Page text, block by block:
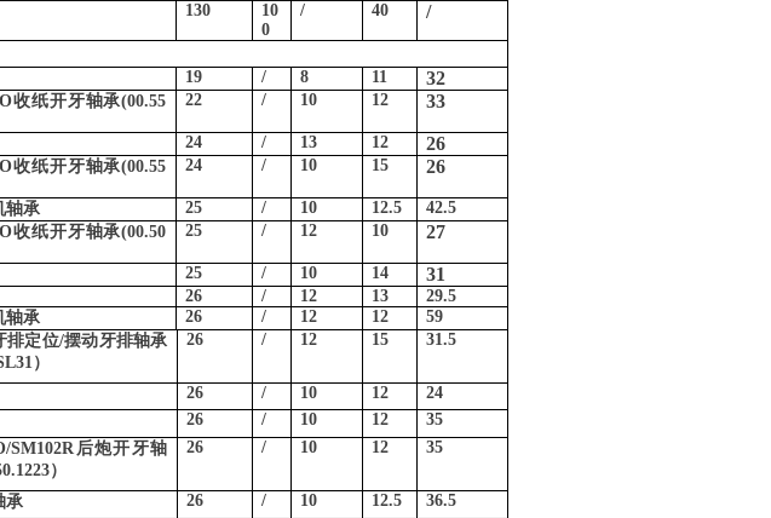
130
10
0
/ 40
/
19 / 8 11 32
收纸开牙轴承(00.55
22 / 10 12 33
24 / 13 12 26
收纸开牙轴承(00.55
24 / 10 15 26
轴承 25 / 10 12.5
42.5
收纸开牙轴承(00.50
25 / 12 10 27
25 / 10 14 31
26 / 12 13
29.5
轴承 26 / 12 12
59
排定位/摆动牙排轴承
）
26 / 12 15 31.5
26 / 10 12
24
26 / 10 12
35
SM102R后炮开牙轴
）
26 / 10 12 35
承 26 / 10 12.5
36.5